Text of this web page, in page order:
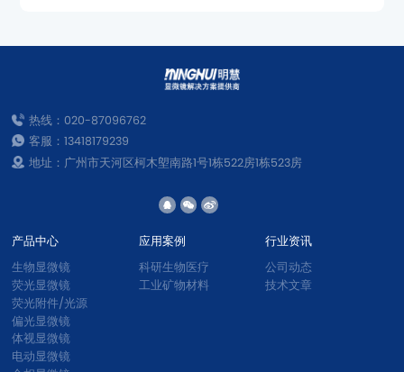
热线：020-87096762
客服：13418179239
地址：广州市天河区柯木塱南路1号1栋522房1栋523房
产品中心
生物显微镜
荧光显微镜
荧光附件/光源
偏光显微镜
体视显微镜
电动显微镜
应用案例
科研生物医疗
工业矿物材料
行业资讯
公司动态
技术文章